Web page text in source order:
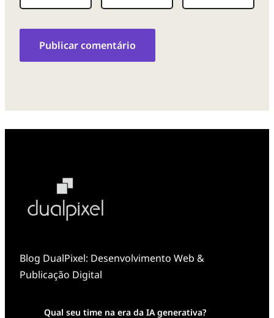
Blog DualPixel: Desenvolvimento Web &
Publicação Digital
Qual seu time na era da IA generativa?